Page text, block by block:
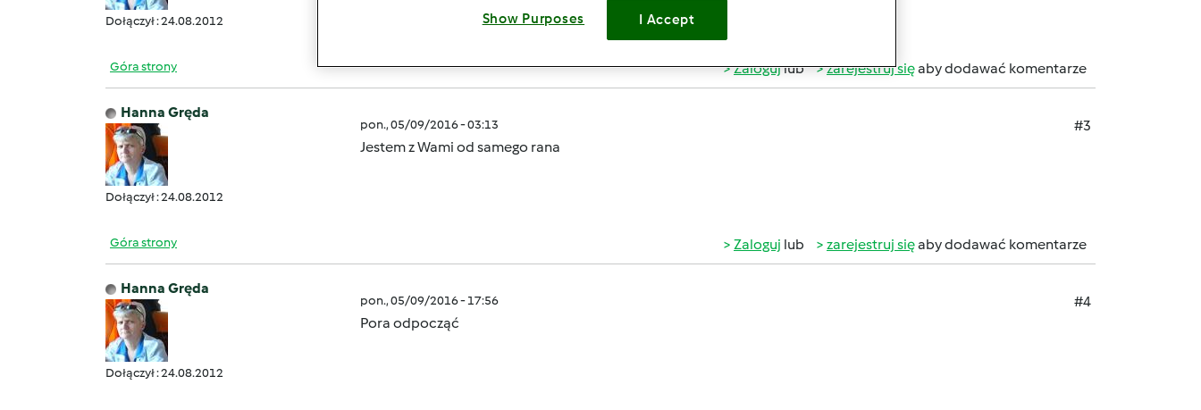
Dołączył : 24.08.2012
Góra strony Zalogujlub zarejestruj sięaby dodawać komentarze
Hanna Gręda
Dołączył : 24.08.2012
pon., 05/09/2016 - 03:13
#3
Jestem z Wami od samego rana
Góra strony Zaloguj lub zarejestruj sięaby dodawać komentarze
Hanna Gręda
Dołączył : 24.08.2012
pon., 05/09/2016 - 17:56
#4
Pora odpocząć
Show Purposes I Accept